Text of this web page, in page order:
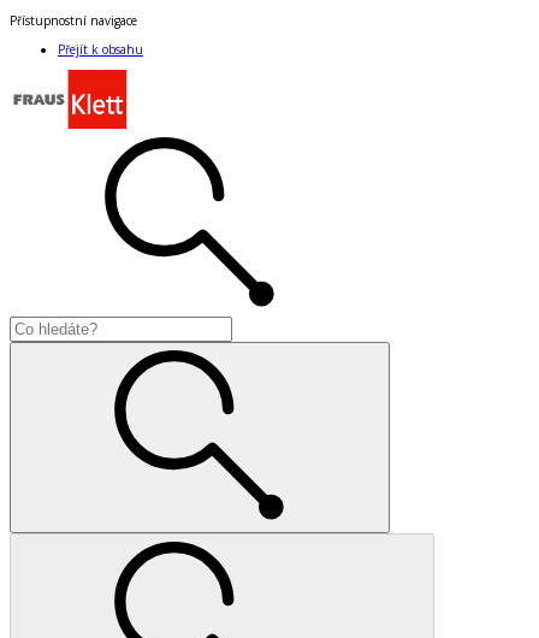
Přístupnostní navigace
Přejít k obsahu